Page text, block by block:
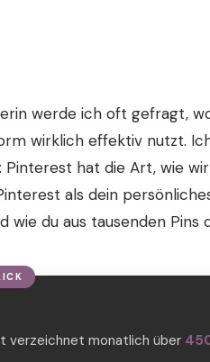
werde ich oft gefragt,
wirklich effektiv nutzt.
Pinterest hat die Art, wie
als dein
wie du aus tausenden Pins
verzeichnet monatlich über